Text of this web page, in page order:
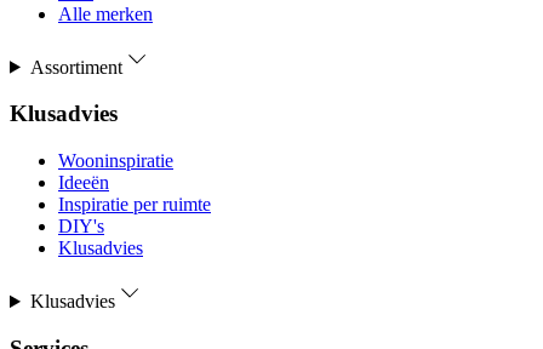
Alle merken
Assortiment
Klusadvies
Wooninspiratie
Ideeën
Inspiratie per ruimte
DIY's
Klusadvies
Klusadvies